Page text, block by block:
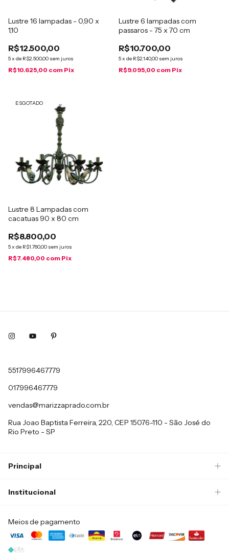
Lustre 16 lampadas - 0,90 x
1,10
R$12.500,00
5x de R$2.500,00 sem juros
R$10.625,00 com Pix
Lustre 6 lampadas com
passaros - 75 x 70 cm
R$10.700,00
5x de R$2.140,00 sem juros
R$9.095,00 com Pix
ESGOTADO
Lustre 8 Lampadas com
cacatuas 90 x 80 cm
R$8.800,00
5x de R$1.760,00 sem juros
R$7.480,00 com Pix
5517996467779
017996467779
vendas@marizzaprado.com.br
Rua Joao Baptista Ferreira, 220, CEP 15076-110 - São José do
Rio Preto - SP
Principal
Institucional
Meios de pagamento